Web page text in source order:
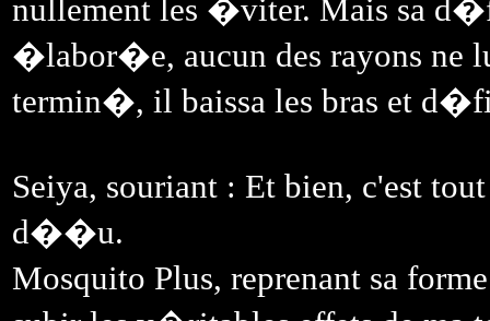
nullement les �viter. Mais sa
�labor�e, aucun des rayons ne
termin�, il baissa les bras et
Seiya, souriant : Et bien, c'est
d��u.
Mosquito Plus, reprenant sa